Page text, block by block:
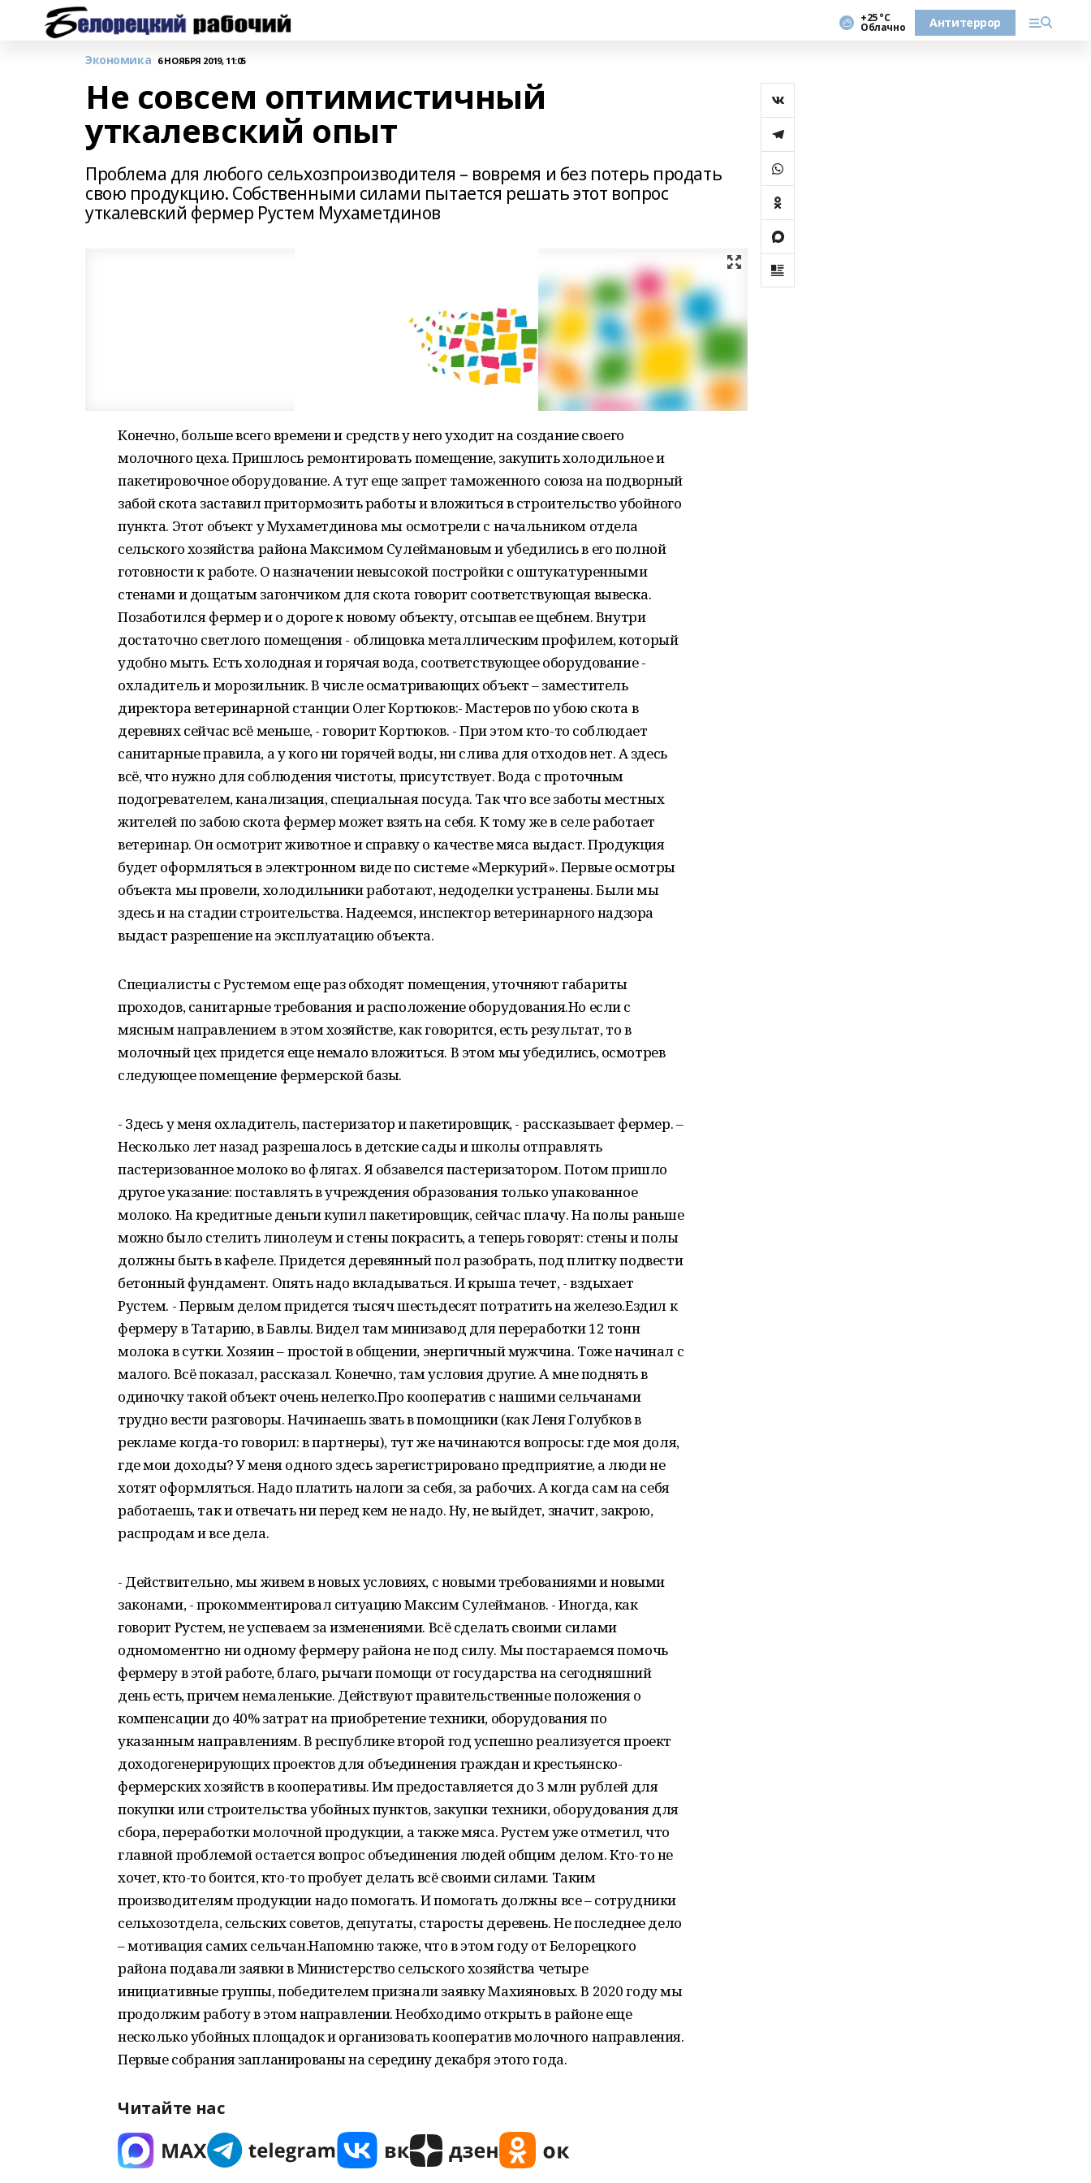
+25 °С
Облачно Антитеррор
Экономика 6 НОЯБРЯ 2019, 11:05
Не совсем оптимистичный
уткалевский опыт
Проблема для любого сельхозпроизводителя – вовремя и без потерь продать
свою продукцию. Собственными силами пытается решать этот вопрос
уткалевский фермер Рустем Мухаметдинов
Конечно, больше всего времени и средств у него уходит на создание своего
молочного цеха. Пришлось ремонтировать помещение, закупить холодильное и
пакетировочное оборудование. А тут еще запрет таможенного союза на подворный
забой скота заставил притормозить работы и вложиться в строительство убойного
пункта. Этот объект у Мухаметдинова мы осмотрели с начальником отдела
сельского хозяйства района Максимом Сулеймановым и убедились в его полной
готовности к работе. О назначении невысокой постройки с оштукатуренными
стенами и дощатым загончиком для скота говорит соответствующая вывеска.
Позаботился фермер и о дороге к новому объекту, отсыпав ее щебнем. Внутри
достаточно светлого помещения - облицовка металлическим профилем, который
удобно мыть. Есть холодная и горячая вода, соответствующее оборудование -
охладитель и морозильник. В числе осматривающих объект – заместитель
директора ветеринарной станции Олег Кортюков:- Мастеров по убою скота в
деревнях сейчас всё меньше, - говорит Кортюков. - При этом кто-то соблюдает
санитарные правила, а у кого ни горячей воды, ни слива для отходов нет. А здесь
всё, что нужно для соблюдения чистоты, присутствует. Вода с проточным
подогревателем, канализация, специальная посуда. Так что все заботы местных
жителей по забою скота фермер может взять на себя. К тому же в селе работает
ветеринар. Он осмотрит животное и справку о качестве мяса выдаст. Продукция
будет оформляться в электронном виде по системе «Меркурий». Первые осмотры
объекта мы провели, холодильники работают, недоделки устранены. Были мы
здесь и на стадии строительства. Надеемся, инспектор ветеринарного надзора
выдаст разрешение на эксплуатацию объекта.
Специалисты с Рустемом еще раз обходят помещения, уточняют габариты
проходов, санитарные требования и расположение оборудования.Но если с
мясным направлением в этом хозяйстве, как говорится, есть результат, то в
молочный цех придется еще немало вложиться. В этом мы убедились, осмотрев
следующее помещение фермерской базы.
- Здесь у меня охладитель, пастеризатор и пакетировщик, - рассказывает фермер. –
Несколько лет назад разрешалось в детские сады и школы отправлять
пастеризованное молоко во флягах. Я обзавелся пастеризатором. Потом пришло
другое указание: поставлять в учреждения образования только упакованное
молоко. На кредитные деньги купил пакетировщик, сейчас плачу. На полы раньше
можно было стелить линолеум и стены покрасить, а теперь говорят: стены и полы
должны быть в кафеле. Придется деревянный пол разобрать, под плитку подвести
бетонный фундамент. Опять надо вкладываться. И крыша течет, - вздыхает
Рустем. - Первым делом придется тысяч шестьдесят потратить на железо.Ездил к
фермеру в Татарию, в Бавлы. Видел там минизавод для переработки 12 тонн
молока в сутки. Хозяин – простой в общении, энергичный мужчина. Тоже начинал с
малого. Всё показал, рассказал. Конечно, там условия другие. А мне поднять в
одиночку такой объект очень нелегко.Про кооператив с нашими сельчанами
трудно вести разговоры. Начинаешь звать в помощники (как Леня Голубков в
рекламе когда-то говорил: в партнеры), тут же начинаются вопросы: где моя доля,
где мои доходы? У меня одного здесь зарегистрировано предприятие, а люди не
хотят оформляться. Надо платить налоги за себя, за рабочих. А когда сам на себя
работаешь, так и отвечать ни перед кем не надо. Ну, не выйдет, значит, закрою,
распродам и все дела.
- Действительно, мы живем в новых условиях, с новыми требованиями и новыми
законами, - прокомментировал ситуацию Максим Сулейманов. - Иногда, как
говорит Рустем, не успеваем за изменениями. Всё сделать своими силами
одномоментно ни одному фермеру района не под силу. Мы постараемся помочь
фермеру в этой работе, благо, рычаги помощи от государства на сегодняшний
день есть, причем немаленькие. Действуют правительственные положения о
компенсации до 40% затрат на приобретение техники, оборудования по
указанным направлениям. В республике второй год успешно реализуется проект
доходогенерирующих проектов для объединения граждан и крестьянско-
фермерских хозяйств в кооперативы. Им предоставляется до 3 млн рублей для
покупки или строительства убойных пунктов, закупки техники, оборудования для
сбора, переработки молочной продукции, а также мяса. Рустем уже отметил, что
главной проблемой остается вопрос объединения людей общим делом. Кто-то не
хочет, кто-то боится, кто-то пробует делать всё своими силами. Таким
производителям продукции надо помогать. И помогать должны все – сотрудники
сельхозотдела, сельских советов, депутаты, старосты деревень. Не последнее дело
– мотивация самих сельчан.Напомню также, что в этом году от Белорецкого
района подавали заявки в Министерство сельского хозяйства четыре
инициативные группы, победителем признали заявку Махияновых. В 2020 году мы
продолжим работу в этом направлении. Необходимо открыть в районе еще
несколько убойных площадок и организовать кооператив молочного направления.
Первые собрания запланированы на середину декабря этого года.
Читайте нас